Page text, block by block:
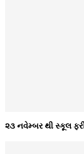
૨૩ નવેમ્બર થી સ્કૂલ